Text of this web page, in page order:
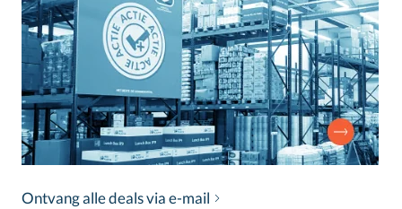
Ontvang alle deals via e-mail